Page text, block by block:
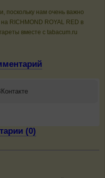
поскольку нам очень важно
RICHMOND ROYAL RED в
вместе с tabacum.ru
(0)